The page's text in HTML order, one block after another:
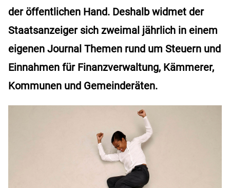
der öffentlichen Hand. Deshalb widmet der
Staatsanzeiger sich zweimal jährlich in einem
eigenen Journal Themen rund um Steuern und
Einnahmen für Finanzverwaltung, Kämmerer,
Kommunen und Gemeinderäten.